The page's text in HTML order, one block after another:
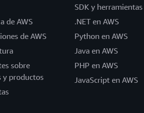
de AWS
de AWS
sobre
y productos
SDK y herramientas
.NET en AWS
Python en AWS
Java en AWS
PHP en AWS
JavaScript en AWS